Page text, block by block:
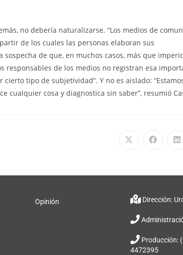
no debería naturalizarse. “Los medios de
de los cuales las personas elaboran sus
de que, en muchos casos, más que
responsables de los medios no registran esa
tipo de subjetividad”. Y no es aislado:
cualquier cosa y diagnostica sin saber”, resumió
Opinión Dirección:
Producción:
4472395